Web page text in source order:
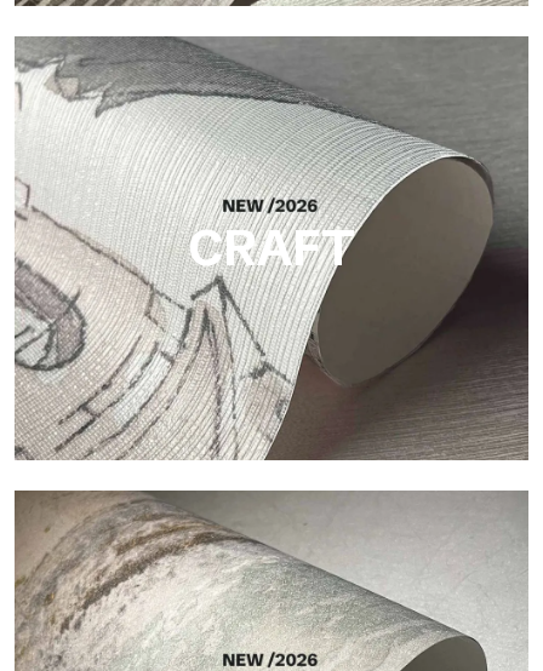
Silk
Helle und elegante Oberfläche mit feiner vertikaler Struktur,
die das Licht reflektiert und der Fläche Tiefe verleiht.
CRAFT
Craft
Oberfläche, inspiriert von natürlichen Fasern, mit einer
essentiellen Struktur, die der Fläche Balance, Tiefe und eine
elegante Materialität verleiht.